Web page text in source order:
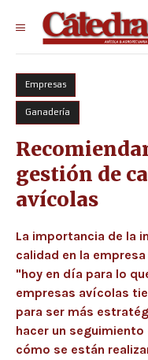
Empresas
Ganadería
gestión de
avícolas
La importancia de la
calidad en la
"hoy en día para lo
empresas avícolas
para ser más
hacer un
cómo se están